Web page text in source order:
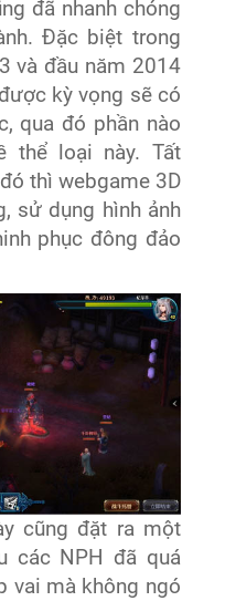
đã nhanh chóng
Đặc biệt trong
và đầu năm 2014
kỳ vọng sẽ có
qua đó phần nào
thể loại này. Tất
thì webgame 3D
sử dụng hình ảnh
phục đông đảo
cũng đặt ra một
các NPH đã quá
vai mà không ngó